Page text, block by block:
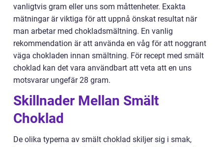
vanligtvis gram eller uns som måttenheter. Exakta
mätningar är viktiga för att uppnå önskat resultat när
man arbetar med chokladsmältning. En vanlig
rekommendation är att använda en våg för att noggrant
väga chokladen innan smältning. För recept med smält
choklad kan det vara användbart att veta att en uns
motsvarar ungefär 28 gram.
Skillnader Mellan Smält
Choklad
De olika typerna av smält choklad skiljer sig i smak,